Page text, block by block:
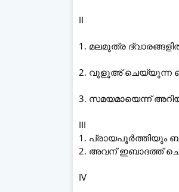
II
1. മലമൂത്ര
2. വുളൂഅ് ചെയ്യുന്ന
3. സമയമായെന്ന്
III
1. പ്രായപൂർത്തിയും
2. അവന് ഇബാദത്ത്
IV